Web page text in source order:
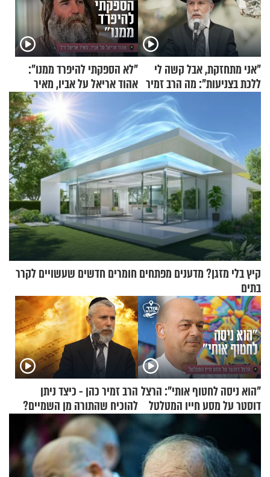
"אני מתחזקת, אבל קשה לי
ללכת בצניעות": מה הרב זמיר
כהן המליץ לה לעשות?
"לא הספקתי להיפרד ממנו":
אהוד אריאל על אביו, מאיר
קיץ בלי מזגן? מדענים מפתחים חומרים חדשים שעשויים לקרר
בתים
"הוא ניסה לחטוף אותי": הרצל
דוסטר על מסע חייו המטלטל
הרב זמיר כהן - כיצד ניתן
להוכיח שהתורה מן השמיים?